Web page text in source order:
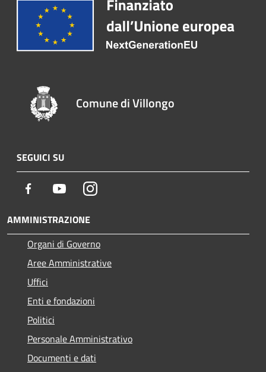
Comune di Villongo
SEGUICI SU
Facebook YoutubeInstagram
AMMINISTRAZIONE
Organi di Governo
Aree Amministrative
Uffici
Enti e fondazioni
Politici
Personale Amministrativo
Documenti e dati